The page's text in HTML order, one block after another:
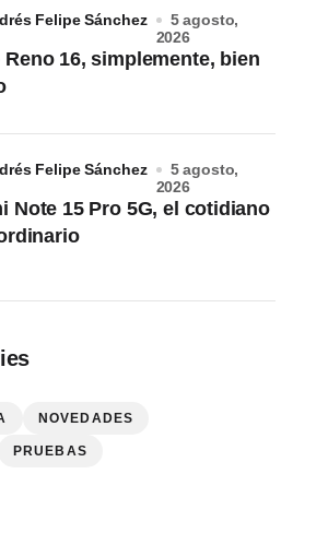
Reno 16, simplemente, bien
Felipe Sánchez
5 agosto,
2026
Note 15 Pro 5G, el cotidiano
Felipe Sánchez
5 agosto,
2026
NOVEDADES
PRUEBAS